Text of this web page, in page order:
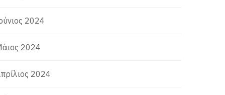
2024
2024
2024